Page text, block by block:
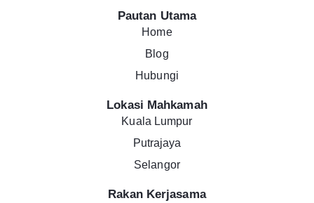
Pautan Utama
Home
Blog
Hubungi
Lokasi Mahkamah
Kuala Lumpur
Putrajaya
Selangor
Rakan Kerjasama